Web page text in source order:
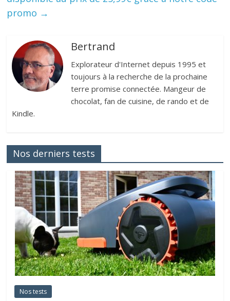
promo →
Bertrand
Explorateur d'Internet depuis 1995 et
toujours à la recherche de la prochaine
terre promise connectée. Mangeur de
chocolat, fan de cuisine, de rando et de
Kindle.
Nos derniers tests
Nos tests